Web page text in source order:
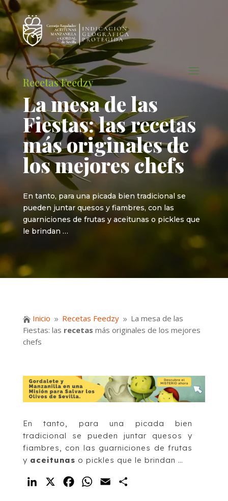
Recetas Feedzy
La mesa de las
Fiestas: lasrecetas
más originales de
los mejores chefs
En tanto, para una picada bien tradicional se
pueden juntar quesos y fiambres, con las
guarniciones de frutas y aceitunas o pickles que
le brindan …
 Inicio 9 Recetas Feedzy 9 La mesa de las
Fiestas: las recetas más originales de los mejores
chefs
En tanto, para una picada bien
tradicional se pueden juntar quesos y
fiambres, con las guarniciones de frutas
y aceitunas o pickles que le brindan …
LinkedIn FacebookWhatsApp
Email